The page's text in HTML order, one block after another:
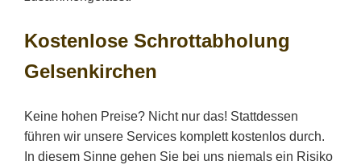
Kostenlose Schrottabholung
Gelsenkirchen
Keine hohen Preise? Nicht nur das! Stattdessen
führen wir unsere Services komplett kostenlos durch.
In diesem Sinne gehen Sie bei uns niemals ein Risiko